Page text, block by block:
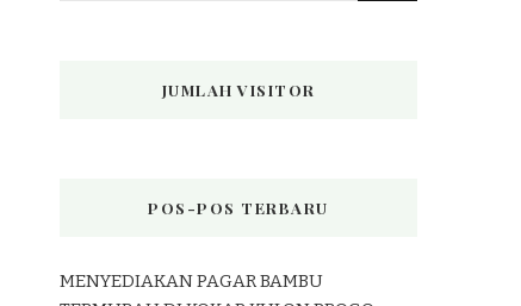
JUMLAH VISITOR
POS-POS TERBARU
MENYEDIAKAN PAGAR BAMBU